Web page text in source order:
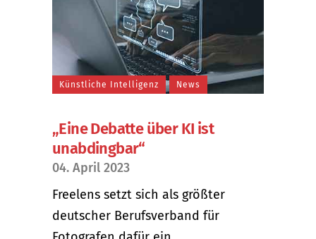
Künstliche Intelligenz News
„Eine Debatte über KI ist
unabdingbar“
04. April 2023
Freelens setzt sich als größter
deutscher Berufsverband für